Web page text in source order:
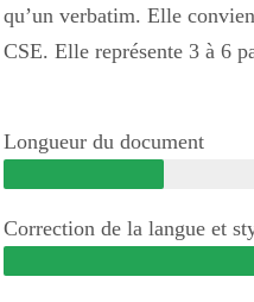
qu’un verbatim. Elle
CSE. Elle représente 3 à 6
Longueur du document
Correction de la langue et